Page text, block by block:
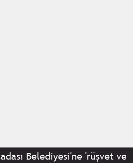
Belediyesi'ne 'rüşvet ve